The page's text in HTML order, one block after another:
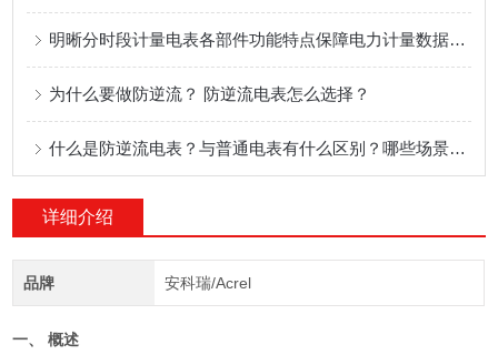
明晰分时段计量电表各部件功能特点保障电力计量数据准确合规
为什么要做防逆流？ 防逆流电表怎么选择？
什么是防逆流电表？与普通电表有什么区别？哪些场景会用到防逆流电表？
详细介绍
品牌 安科瑞/Acrel
一、 概述